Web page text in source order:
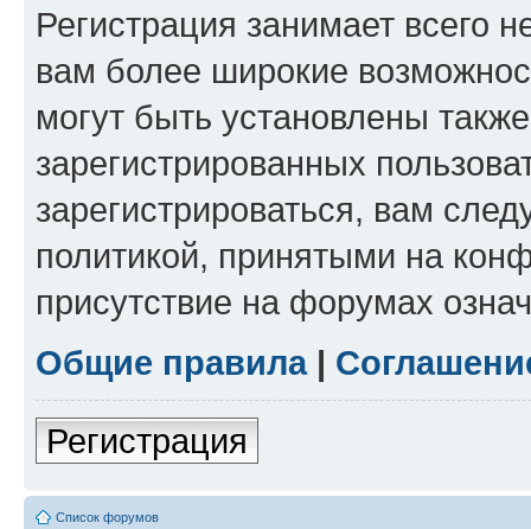
Регистрация занимает всего
вам более широкие
могут быть установлены
зарегистрированных
зарегистрироваться, вам
политикой, принятыми на
присутствие на форумах
Общие правила|
Регистрация
Список форумов